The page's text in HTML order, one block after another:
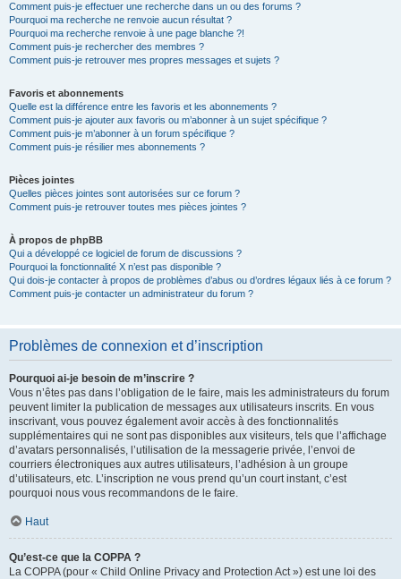
Comment puis-je effectuer une recherche dans un ou des forums ?
Pourquoi ma recherche ne renvoie aucun résultat ?
Pourquoi ma recherche renvoie à une page blanche ?!
Comment puis-je rechercher des membres ?
Comment puis-je retrouver mes propres messages et sujets ?
Favoris et abonnements
Quelle est la différence entre les favoris et les abonnements ?
Comment puis-je ajouter aux favoris ou m’abonner à un sujet spécifique ?
Comment puis-je m’abonner à un forum spécifique ?
Comment puis-je résilier mes abonnements ?
Pièces jointes
Quelles pièces jointes sont autorisées sur ce forum ?
Comment puis-je retrouver toutes mes pièces jointes ?
À propos de phpBB
Qui a développé ce logiciel de forum de discussions ?
Pourquoi la fonctionnalité X n’est pas disponible ?
Qui dois-je contacter à propos de problèmes d’abus ou d’ordres légaux liés à ce forum ?
Comment puis-je contacter un administrateur du forum ?
Problèmes de connexion et d’inscription
Pourquoi ai-je besoin de m’inscrire ?
Vous n’êtes pas dans l’obligation de le faire, mais les administrateurs du forum
peuvent limiter la publication de messages aux utilisateurs inscrits. En vous
inscrivant, vous pouvez également avoir accès à des fonctionnalités
supplémentaires qui ne sont pas disponibles aux visiteurs, tels que l’affichage
d’avatars personnalisés, l’utilisation de la messagerie privée, l’envoi de
courriers électroniques aux autres utilisateurs, l’adhésion à un groupe
d’utilisateurs, etc. L’inscription ne vous prend qu’un court instant, c’est
pourquoi nous vous recommandons de le faire.
Haut
Qu’est-ce que la COPPA ?
La COPPA (pour « Child Online Privacy and Protection Act ») est une loi des